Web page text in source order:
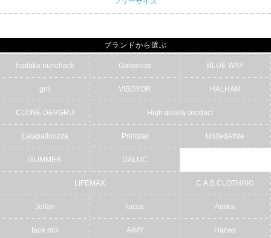
ブランドから選ぶ
hadaka nunchack Galvanize BLUE WAY
grn VIBGYOR HALHAM
CLONE DEVGRU High quality product
Lalapalloozza Printstar UnitedAthle
GLIMMER DALUC
LIFEMAX C.A.B.CLOTHING
Jellan rucca Arakai
face mix AIMY Hanes